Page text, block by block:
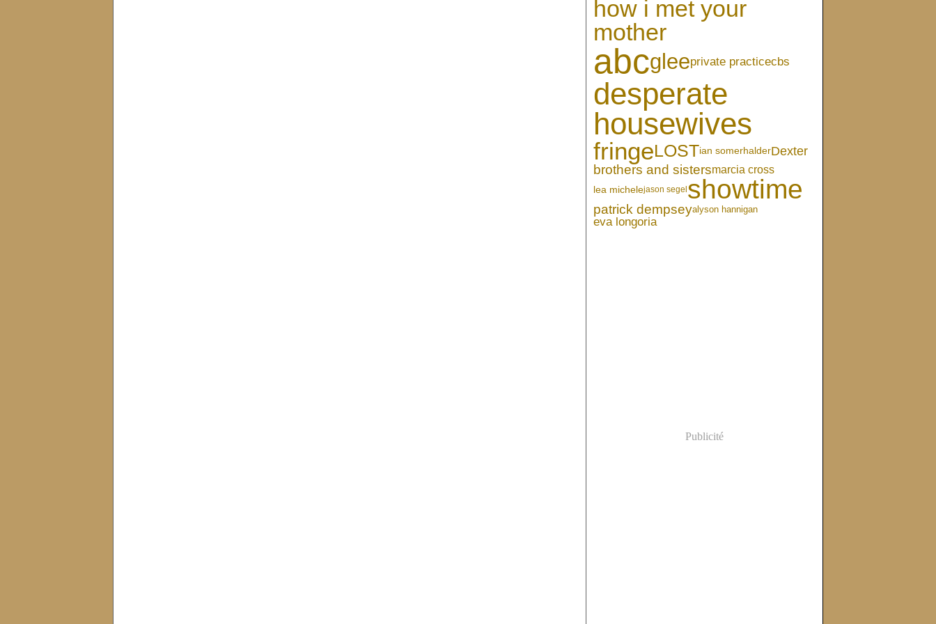
how i met your
mother
abcgleeprivate practicecbs
desperate
housewives
fringeLOSTian somerhalderDexter
brothers and sistersmarcia cross
lea michelejason segel showtime
patrick dempseyalyson hannigan
eva longoria
Publicité